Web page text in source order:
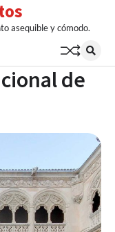
asequible y cómodo.
de